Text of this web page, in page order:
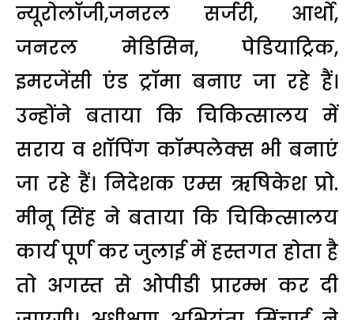
न्यूरोलॉजी,जनरल सर्जरी, आर्थाे,
जनरल मेडिसिन, पेडियाट्रिक,
इमरजेंसी एंड ट्रॉमा बनाए जा रहे हैं।
उन्होंने बताया कि चिकित्सालय में
सराय व शॉपिंग कॉम्पलेक्स भी बनाएं
जा रहे हैं। निदेशक एम्स ऋषिकेश प्रो.
मीनू सिंह ने बताया कि चिकित्सालय
कार्य पूर्ण कर जुलाई में हस्तगत होता है
तो अगस्त से ओपीडी प्रारम्भ कर दी